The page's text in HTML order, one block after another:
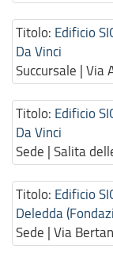
Titolo: Edificio
Da Vinci
Succursale |
Titolo: Edificio
Da Vinci
Sede | Salita
Titolo: Edificio
Deledda
Sede | Via